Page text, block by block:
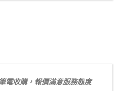
電收購，報價滿意服務態度